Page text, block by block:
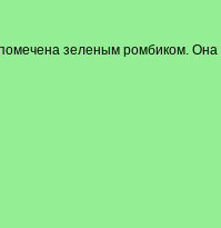
зеленым ромбиком. Она